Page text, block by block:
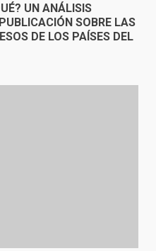
UN ANÁLISIS
SOBRE LAS
DE LOS PAÍSES DEL